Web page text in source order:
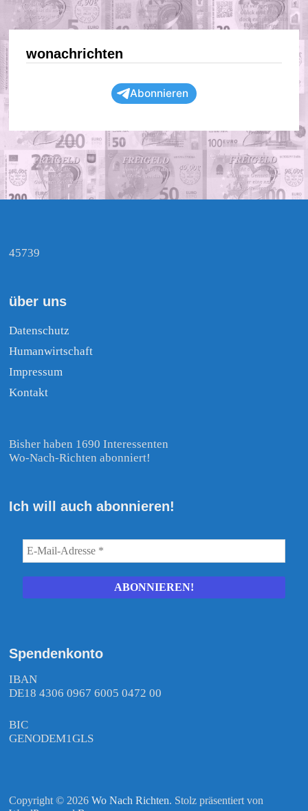
wonachrichten
Abonnieren
45739
über uns
Datenschutz
Humanwirtschaft
Impressum
Kontakt
Bisher haben 1690 Interessenten
Wo-Nach-Richten abonniert!
Ich will auch abonnieren!
Spendenkonto
IBAN
DE18 4306 0967 6005 0472 00
BIC
GENODEM1GLS
Copyright © 2026Wo Nach Richten. Stolz präsentiert von